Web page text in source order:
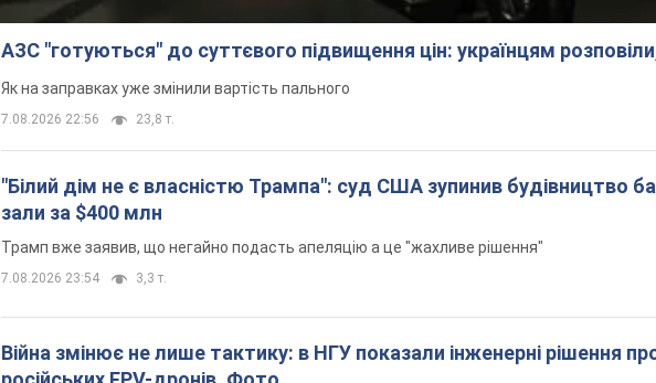
АЗС "готуються" до суттєвого підвищення цін: українцям
Як на заправках уже змінили вартість пального
7.08.2026 22:56 23,8 т.
"Білий дім не є власністю Трампа": суд США зупинив будівництво
зали за $400 млн
Трамп вже заявив, що негайно подасть апеляцію а це "жахливе рішення"
7.08.2026 23:54 3,3 т.
Війна змінює не лише тактику: в НГУ показали інженерні рішення